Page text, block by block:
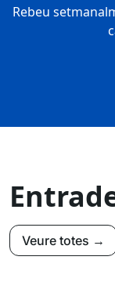
Rebeu
Veure totes →